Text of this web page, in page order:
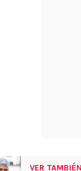
VER TAMBIÉN